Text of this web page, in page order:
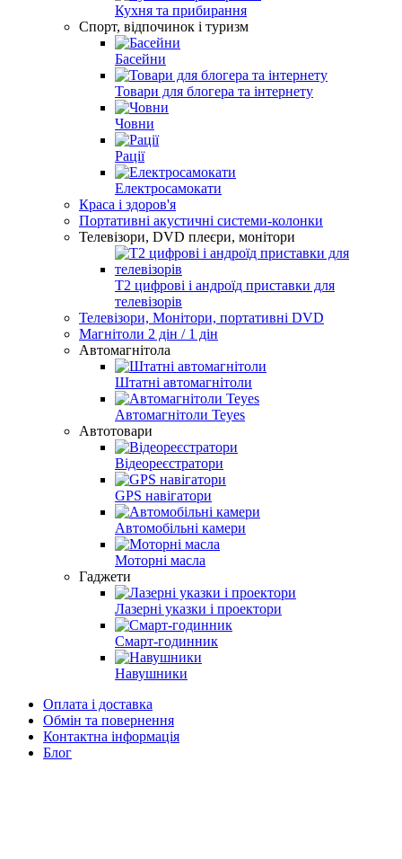
Кухня та прибирання
Спорт, відпочинок і туризм
Басейни
Товари для блогера та інтернету
Човни
Рації
Електросамокати
Краса і здоров'я
Портативні акустичні системи-колонки
Телевізори, DVD плеєри, монітори
Т2 цифрові і андроїд приставки для
телевізорів
Телевізори, Монітори, портативні DVD
Магнітоли 2 дін / 1 дін
Автомагнітола
Штатні автомагнітоли
Автомагнітоли Teyes
Автотовари
Відеореєстратори
GPS навігатори
Автомобільні камери
Моторні масла
Гаджети
Лазерні указки і проектори
Смарт-годинник
Навушники
Оплата і доставка
Обмін та повернення
Контактна інформація
Блог